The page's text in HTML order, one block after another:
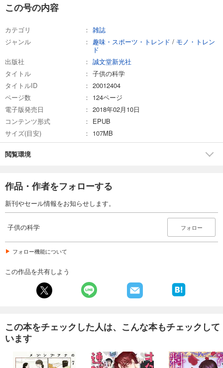
カート
あらすじを表示する
子供の科学 2025年5月号
734円 (税込)
あらすじを表示する
円 (税込)
カート
試し読み
あらすじを表示する
この号の内容
カテゴリ
雑誌
ジャンル
趣味・スポーツ・トレンド / モノ・トレン
ド
出版社
誠文堂新光社
タイトル
子供の科学
タイトルID
20012404
ページ数
124ページ
電子版発売日
2018年02月10日
コンテンツ形式
EPUB
サイズ(目安)
107MB
閲覧環境
作品・作者をフォローする
新刊やセール情報をお知らせします。
子供の科学 フォロー
フォロー機能について
この作品を共有しよう
この本をチェックした人は、こんな本もチェックして
います